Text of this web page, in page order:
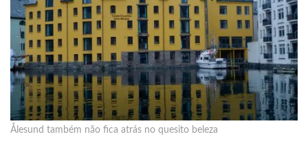
Ålesund também não fica atrás no quesito beleza